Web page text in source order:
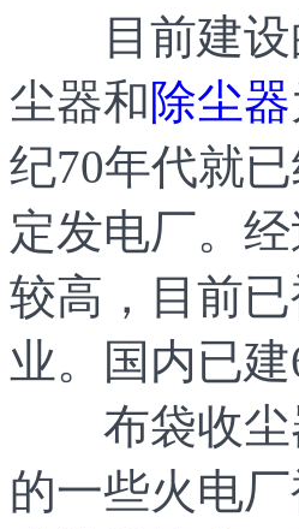
目前建设
尘器和除尘器
纪70年代就
定发电厂。
较高，目前
业。国内已
布袋收尘
的一些火电